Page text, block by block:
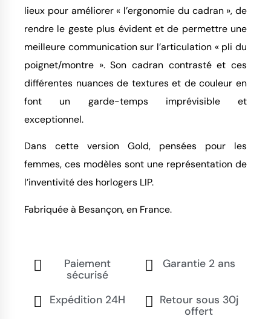
lieux pour améliorer « l’ergonomie du cadran », de
rendre le geste plus évident et de permettre une
meilleure communication sur l’articulation « pli du
poignet/montre ». Son cadran contrasté et ces
différentes nuances de textures et de couleur en
font un garde-temps imprévisible et
exceptionnel.
Dans cette version Gold, pensées pour les
femmes, ces modèles sont une représentation de
l’inventivité des horlogers LIP.
Fabriquée à Besançon, en France.
Paiement
sécurisé
Garantie 2 ans
Expédition 24H
Retour sous 30j
offert